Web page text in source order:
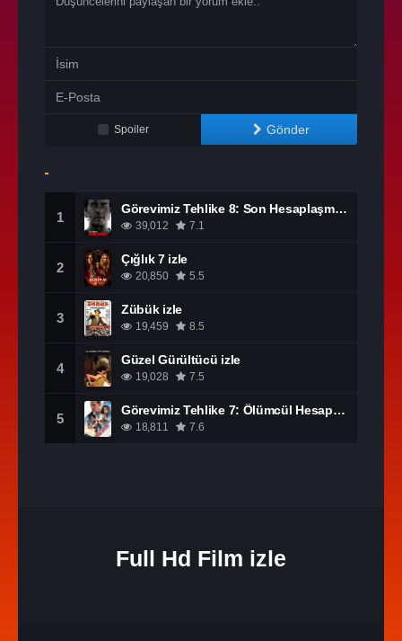
Spoiler Gönder
1
Görevimiz Tehlike 8: Son Hesaplaşma izle
39,012 7.1
2
Çığlık 7 izle
20,850 5.5
3
Zübük izle
19,459 8.5
4
Güzel Gürültücü izle
19,028 7.5
5
Görevimiz Tehlike 7: Ölümcül Hesaplaşma Bölüm 1 izle
18,811 7.6
Full Hd Film izle